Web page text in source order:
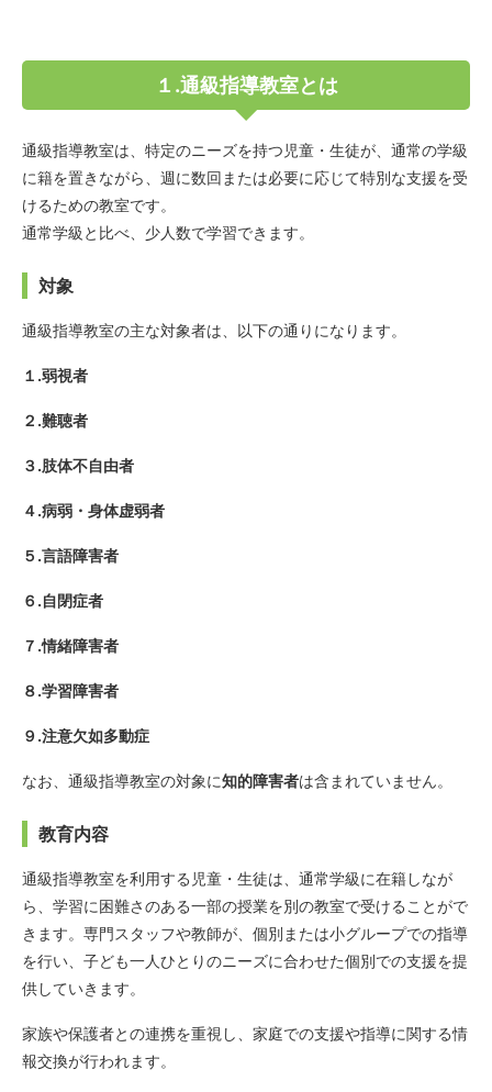
１.通級指導教室とは
通級指導教室は、特定のニーズを持つ児童・生徒が、通常の学級
に籍を置きながら、週に数回または必要に応じて特別な支援を受
けるための教室です。
通常学級と比べ、少人数で学習できます。
対象
通級指導教室の主な対象者は、以下の通りになります。
１.弱視者
２.難聴者
３.肢体不自由者
４.病弱・身体虚弱者
５.言語障害者
６.自閉症者
７.情緒障害者
８.学習障害者
９.注意欠如多動症
なお、通級指導教室の対象に知的障害者は含まれていません。
教育内容
通級指導教室を利用する児童・生徒は、通常学級に在籍しなが
ら、学習に困難さのある一部の授業を別の教室で受けることがで
きます。専門スタッフや教師が、個別または小グループでの指導
を行い、子ども一人ひとりのニーズに合わせた個別での支援を提
供していきます。
家族や保護者との連携を重視し、家庭での支援や指導に関する情
報交換が行われます。